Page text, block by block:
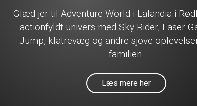
Glæd jer til Adventure World i Lalandia i
actionfyldt univers med Sky Rider, Laser
Jump, klatrevæg og andre sjove
familien.
Læs mere her